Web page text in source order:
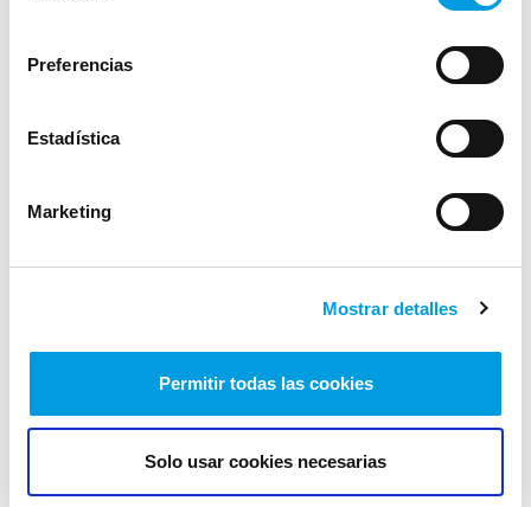
Preferencias
Estadística
Marketing
Mostrar detalles
Permitir todas las cookies
Solo usar cookies necesarias
Surnepentsioa Errenta Finkoko
Txostena